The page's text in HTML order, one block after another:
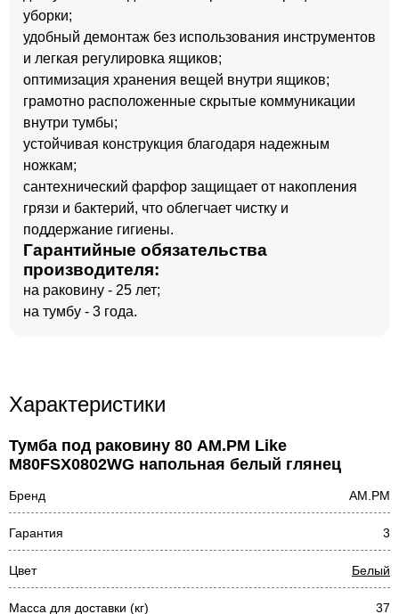
уборки;
удобный демонтаж без использования инструментов
и легкая регулировка ящиков;
оптимизация хранения вещей внутри ящиков;
грамотно расположенные скрытые коммуникации
внутри тумбы;
устойчивая конструкция благодаря надежным
ножкам;
сантехнический фарфор защищает от накопления
грязи и бактерий, что облегчает чистку и
поддержание гигиены.
Гарантийные обязательства
производителя:
на раковину - 25 лет;
на тумбу - 3 года.
Характеристики
Тумба под раковину 80 AM.PM Like
M80FSX0802WG напольная белый глянец
Бренд AM.PM
Гарантия 3
Цвет Белый
Масса для доставки (кг) 37